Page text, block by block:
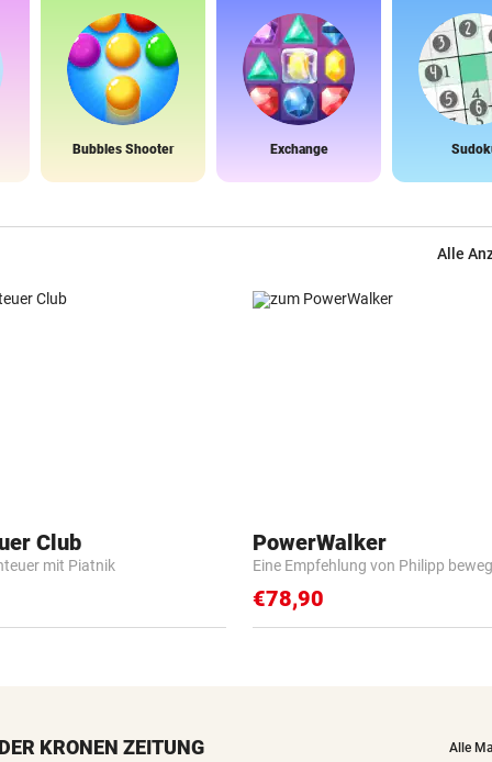
Bubbles Shooter Exchange
Alle
Club
mit Piatnik
PowerWalker
Eine Empfehlung von Philipp
€78,90
KRONEN ZEITUNG Alle